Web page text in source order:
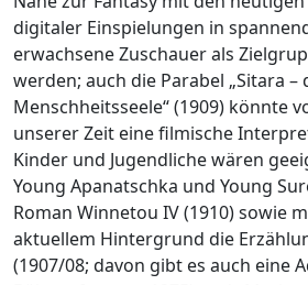
digitaler Einspielungen in
erwachsene Zuschauer als
werden; auch die Parabel „Sitara –
Menschheitsseele“ (1909) könnte
unserer Zeit eine filmische
Kinder und Jugendliche wären
Young Apanatschka und Young
Roman Winnetou IV (1910) sowie
aktuellem Hintergrund die
(1907/08; davon gibt es auch eine